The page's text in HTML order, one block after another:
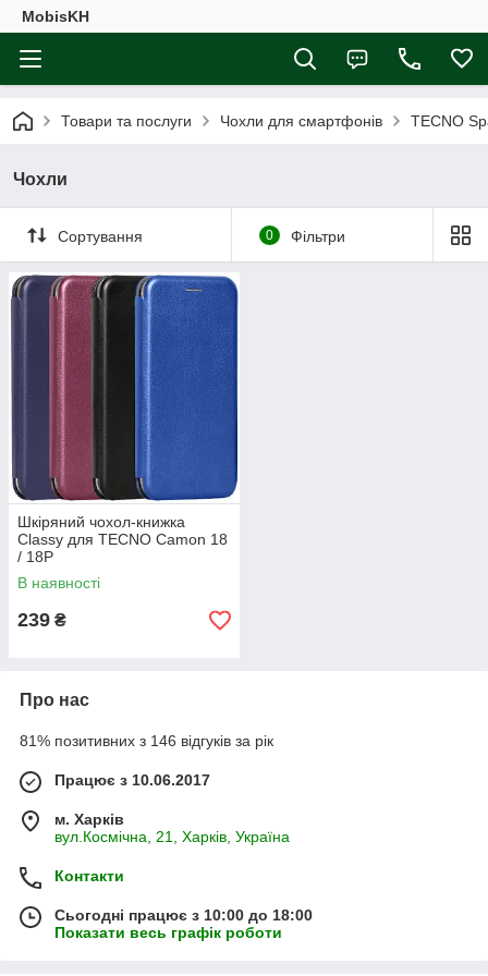
MobisKH
Товари та послуги Чохли для смартфонів TECNO
Чохли
Сортування 0 Фільтри
Шкіряний чохол-книжка
Classy для TECNO Camon 18
/ 18P
В наявності
239 ₴
Про нас
81% позитивних з 146 відгуків за рік
Працює з 10.06.2017
м. Харків
вул.Космічна, 21, Харків, Україна
Контакти
Сьогодні працює з 10:00 до 18:00
Показати весь графік роботи